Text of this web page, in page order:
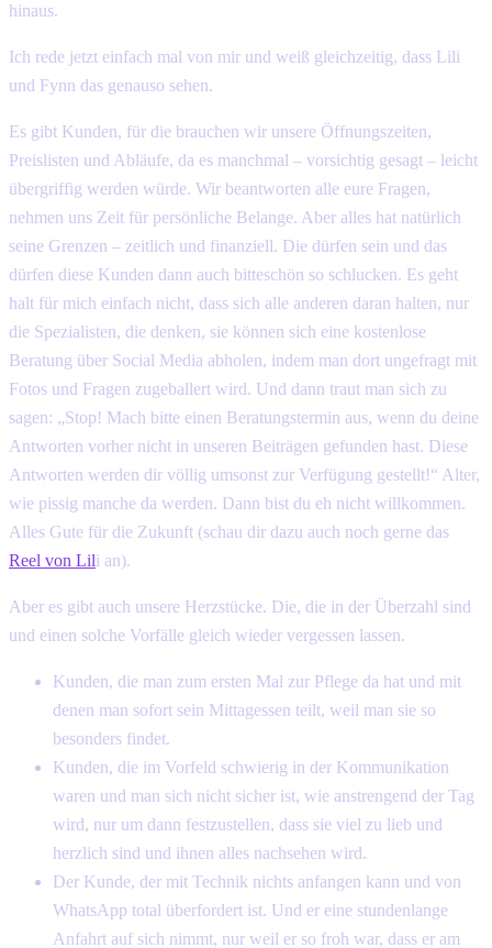
hinaus.
Ich rede jetzt einfach mal von mir und weiß gleichzeitig, dass Lili
und Fynn das genauso sehen.
Es gibt Kunden, für die brauchen wir unsere Öffnungszeiten,
Preislisten und Abläufe, da es manchmal – vorsichtig gesagt – leicht
übergriffig werden würde. Wir beantworten alle eure Fragen,
nehmen uns Zeit für persönliche Belange. Aber alles hat natürlich
seine Grenzen – zeitlich und finanziell. Die dürfen sein und das
dürfen diese Kunden dann auch bitteschön so schlucken. Es geht
halt für mich einfach nicht, dass sich alle anderen daran halten, nur
die Spezialisten, die denken, sie können sich eine kostenlose
Beratung über Social Media abholen, indem man dort ungefragt mit
Fotos und Fragen zugeballert wird. Und dann traut man sich zu
sagen: „Stop! Mach bitte einen Beratungstermin aus, wenn du deine
Antworten vorher nicht in unseren Beiträgen gefunden hast. Diese
Antworten werden dir völlig umsonst zur Verfügung gestellt!“ Alter,
wie pissig manche da werden. Dann bist du eh nicht willkommen.
Alles Gute für die Zukunft (schau dir dazu auch noch gerne das
Reel von Lili an).
Aber es gibt auch unsere Herzstücke. Die, die in der Überzahl sind
und einen solche Vorfälle gleich wieder vergessen lassen.
Kunden, die man zum ersten Mal zur Pflege da hat und mit
denen man sofort sein Mittagessen teilt, weil man sie so
besonders findet.
Kunden, die im Vorfeld schwierig in der Kommunikation
waren und man sich nicht sicher ist, wie anstrengend der Tag
wird, nur um dann festzustellen, dass sie viel zu lieb und
herzlich sind und ihnen alles nachsehen wird.
Der Kunde, der mit Technik nichts anfangen kann und von
WhatsApp total überfordert ist. Und er eine stundenlange
Anfahrt auf sich nimmt, nur weil er so froh war, dass er am